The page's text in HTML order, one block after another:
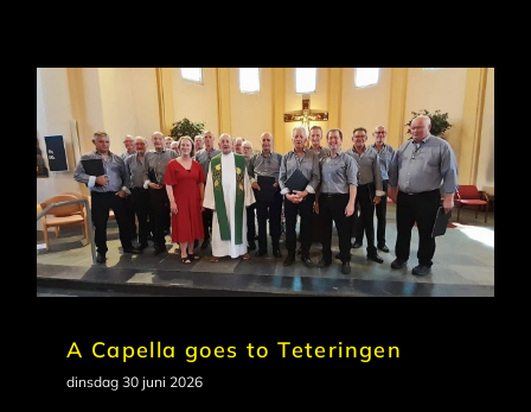
A Capella goes to Teteringen
dinsdag 30 juni 2026